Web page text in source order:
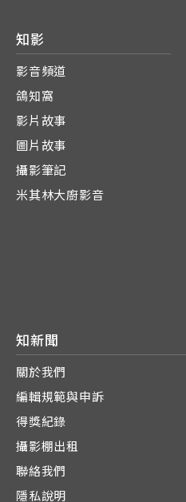
知影
影音頻道
鴿知窩
影片故事
圖片故事
攝影筆記
米其林大廚影音
知新聞
關於我們
編輯規範與申訴
得獎紀錄
攝影棚出租
聯絡我們
隱私說明